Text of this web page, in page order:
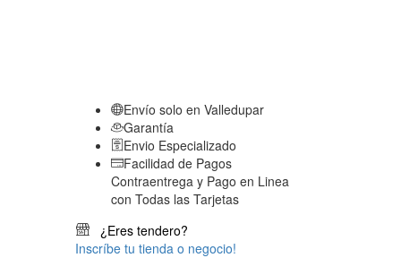
Envío solo en Valledupar
Garantía
Envio Especializado
Facilidad de Pagos
Contraentrega y Pago en Linea
con Todas las Tarjetas
¿Eres tendero?
Inscríbe tu tienda o negocio!